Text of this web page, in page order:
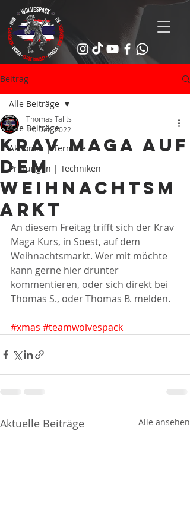
Beitrag
Alle Beiträge
Aktionen | Termine
Prüfungen | Techniken
Alle Beiträge
Krav Maga auf
dem
Weihnachtsm
arkt
Thomas Talits
14. Dez. 2022
An diesem Freitag trifft sich der Krav
Maga Kurs, in Soest, auf dem
Weihnachtsmarkt. Wer mit möchte
kann gerne hier drunter
kommentieren, oder sich direkt bei
Thomas S., oder Thomas B. melden.
#xmas #teamwolvespack
Aktuelle Beiträge Alle ansehen